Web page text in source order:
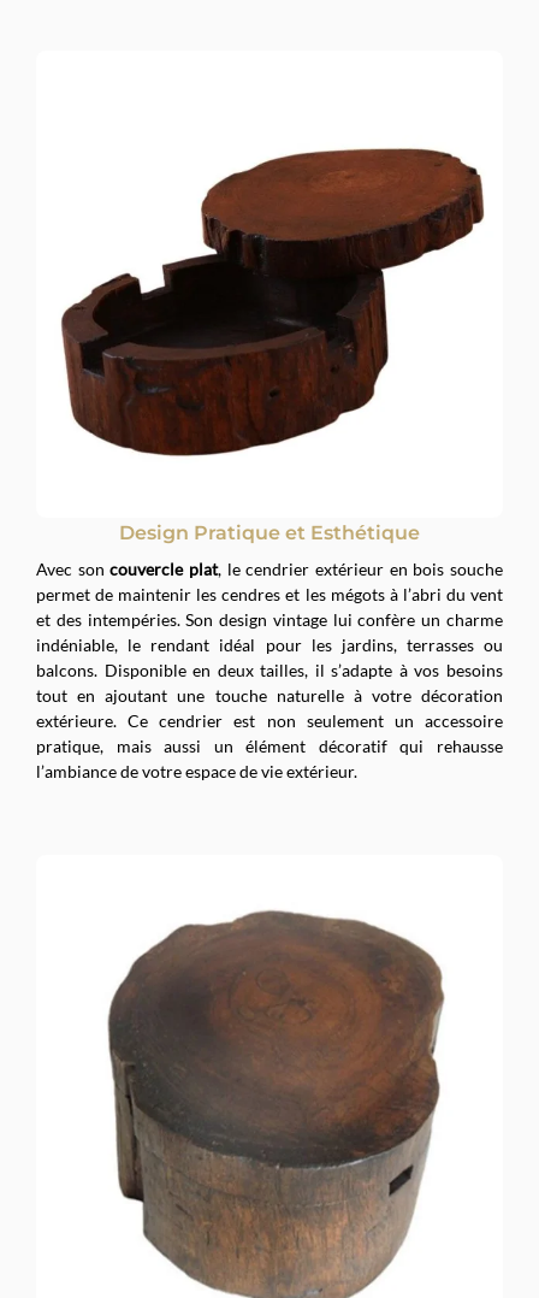
Design Pratique et Esthétique
Avec soncouvercle plat, le cendrier extérieur en bois souche
permet de maintenir les cendres et les mégots à l’abri du vent
et des intempéries. Son design vintage lui confère un charme
indéniable, le rendant idéal pour les jardins, terrasses ou
balcons. Disponible en deux tailles, il s’adapte à vos besoins
tout en ajoutant une touche naturelle à votre décoration
extérieure. Ce cendrier est non seulement un accessoire
pratique, mais aussi un élément décoratif qui rehausse
l’ambiance de votre espace de vie extérieur.